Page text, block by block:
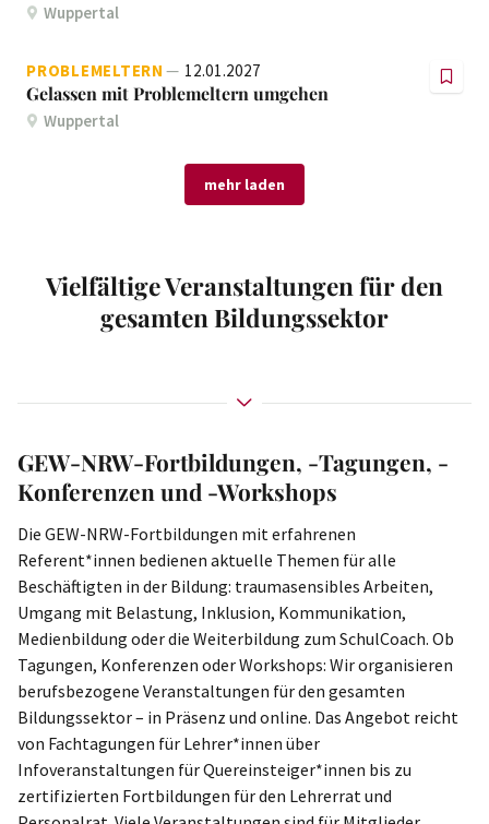
Wuppertal
PROBLEMELTERN 12.01.2027
Gelassen mit Problemeltern umgehen
Wuppertal
mehr laden
Vielfältige Veranstaltungen für den
gesamten Bildungssektor
GEW-NRW-Fortbildungen, -Tagungen, -
Konferenzen und -Workshops
Die GEW-NRW-Fortbildungen mit erfahrenen
Referent*innen bedienen aktuelle Themen für alle
Beschäftigten in der Bildung: traumasensibles Arbeiten,
Umgang mit Belastung, Inklusion, Kommunikation,
Medienbildung oder die Weiterbildung zum SchulCoach. Ob
Tagungen, Konferenzen oder Workshops: Wir organisieren
berufsbezogene Veranstaltungen für den gesamten
Bildungssektor – in Präsenz und online. Das Angebot reicht
von Fachtagungen für Lehrer*innen über
Infoveranstaltungen für Quereinsteiger*innen bis zu
zertifizierten Fortbildungen für den Lehrerrat und